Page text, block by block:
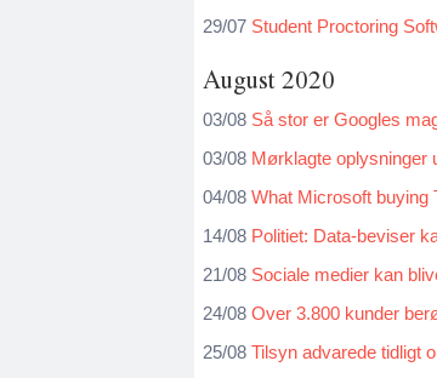
29/07 Student Proctoring
August 2020
03/08 Så stor er Googles
03/08 Mørklagte oplysninger
04/08 What Microsoft buying
14/08 Politiet: Data-beviser
21/08 Sociale medier kan
24/08 Over 3.800 kunder
25/08 Tilsyn advarede tidligt